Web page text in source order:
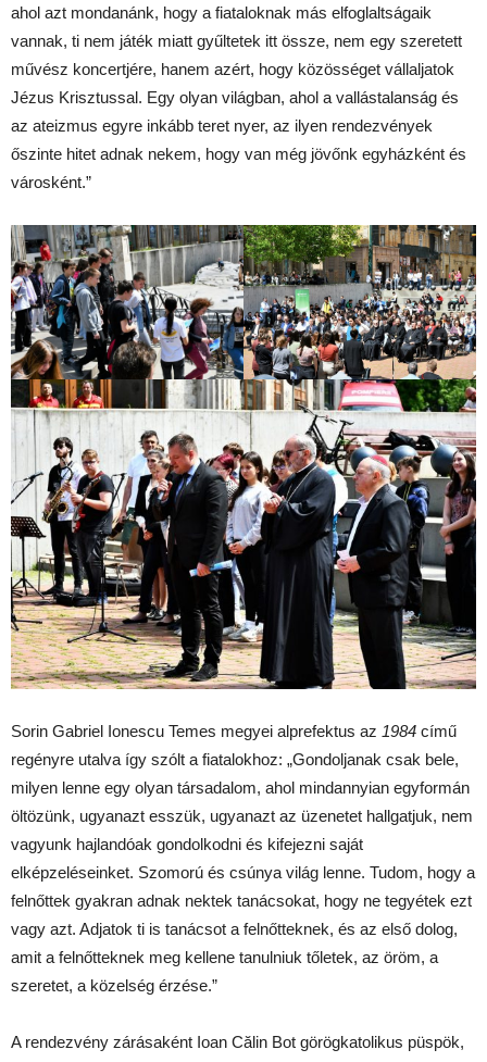
ahol azt mondanánk, hogy a fiataloknak más elfoglaltságaik
vannak, ti nem játék miatt gyűltetek itt össze, nem egy szeretett
művész koncertjére, hanem azért, hogy közösséget vállaljatok
Jézus Krisztussal. Egy olyan világban, ahol a vallástalanság és
az ateizmus egyre inkább teret nyer, az ilyen rendezvények
őszinte hitet adnak nekem, hogy van még jövőnk egyházként és
városként.”
Sorin Gabriel Ionescu Temes megyei alprefektus az 1984 című
regényre utalva így szólt a fiatalokhoz: „Gondoljanak csak bele,
milyen lenne egy olyan társadalom, ahol mindannyian egyformán
öltözünk, ugyanazt esszük, ugyanazt az üzenetet hallgatjuk, nem
vagyunk hajlandóak gondolkodni és kifejezni saját
elképzeléseinket. Szomorú és csúnya világ lenne. Tudom, hogy a
felnőttek gyakran adnak nektek tanácsokat, hogy ne tegyétek ezt
vagy azt. Adjatok ti is tanácsot a felnőtteknek, és az első dolog,
amit a felnőtteknek meg kellene tanulniuk tőletek, az öröm, a
szeretet, a közelség érzése.”
A rendezvény zárásaként Ioan Călin Bot görögkatolikus püspök,